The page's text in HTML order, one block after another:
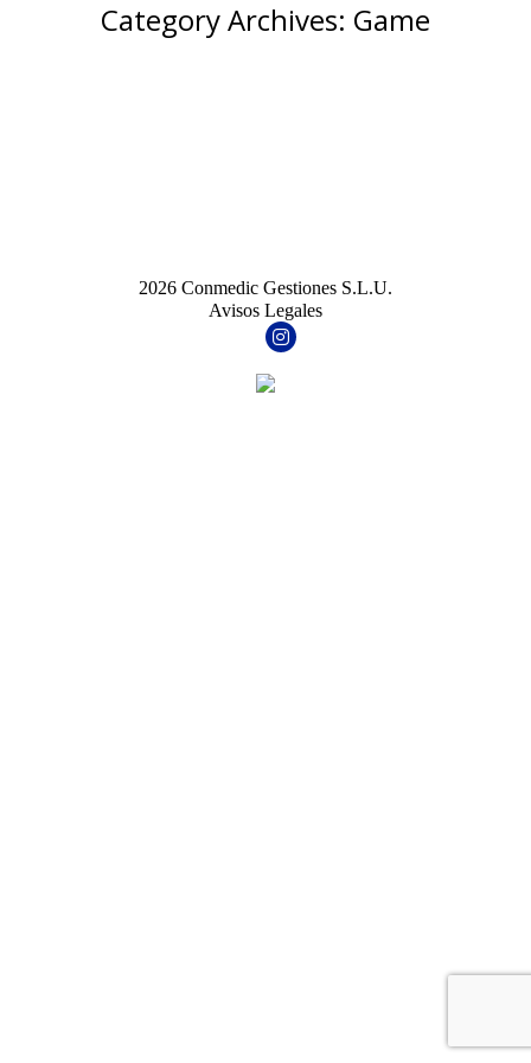
Category Archives: Game
2026 Conmedic Gestiones S.L.U.
Avisos Legales
FacebookInstagram